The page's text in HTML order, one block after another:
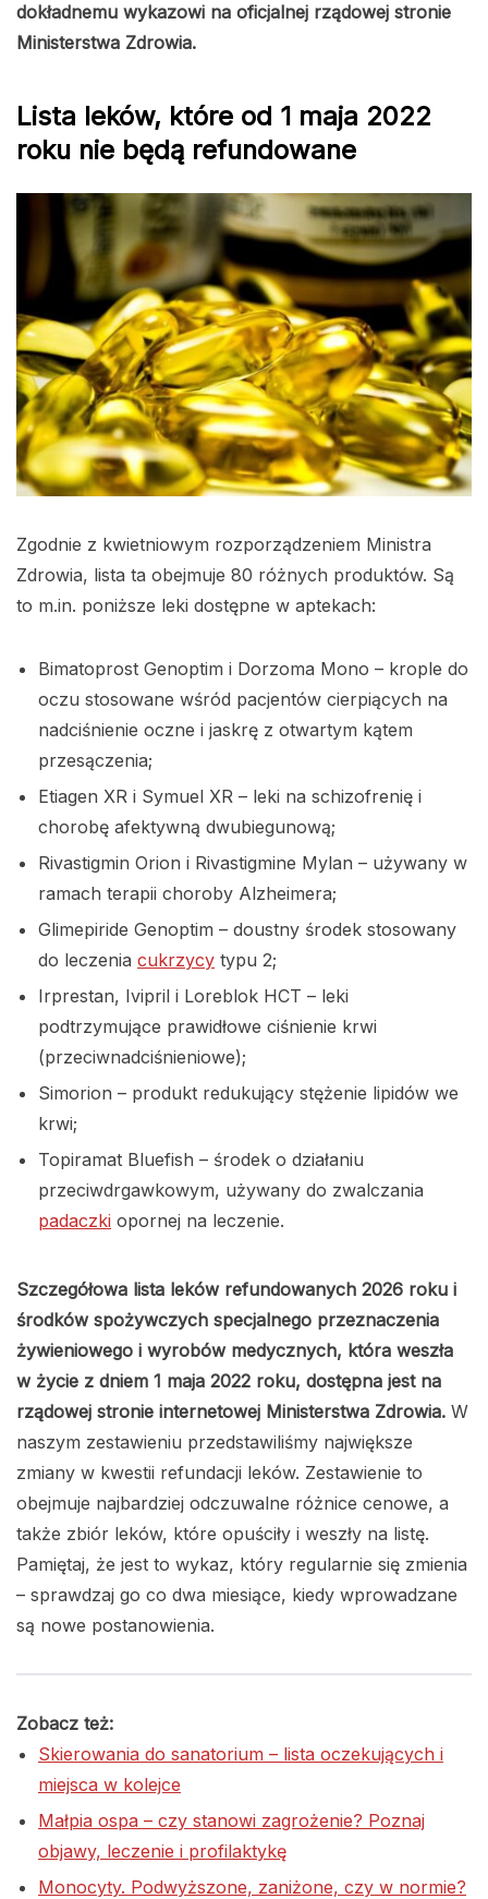
dokładnemu wykazowi na oficjalnej rządowej stronie
Ministerstwa Zdrowia.
Lista leków, które od 1 maja 2022
roku nie będą refundowane
Zgodnie z kwietniowym rozporządzeniem Ministra
Zdrowia, lista ta obejmuje 80 różnych produktów. Są
to m.in. poniższe leki dostępne w aptekach:
Bimatoprost Genoptim i Dorzoma Mono – krople do
oczu stosowane wśród pacjentów cierpiących na
nadciśnienie oczne i jaskrę z otwartym kątem
przesączenia;
Etiagen XR i Symuel XR – leki na schizofrenię i
chorobę afektywną dwubiegunową;
Rivastigmin Orion i Rivastigmine Mylan – używany w
ramach terapii choroby Alzheimera;
Glimepiride Genoptim – doustny środek stosowany
do leczenia cukrzycy typu 2;
Irprestan, Ivipril i Loreblok HCT – leki
podtrzymujące prawidłowe ciśnienie krwi
(przeciwnadciśnieniowe);
Simorion – produkt redukujący stężenie lipidów we
krwi;
Topiramat Bluefish – środek o działaniu
przeciwdrgawkowym, używany do zwalczania
padaczki opornej na leczenie.
Szczegółowa lista leków refundowanych 2026 roku i
środków spożywczych specjalnego przeznaczenia
żywieniowego i wyrobów medycznych, która weszła
w życie z dniem 1 maja 2022 roku, dostępna jest na
rządowej stronie internetowej Ministerstwa Zdrowia. W
naszym zestawieniu przedstawiliśmy największe
zmiany w kwestii refundacji leków. Zestawienie to
obejmuje najbardziej odczuwalne różnice cenowe, a
także zbiór leków, które opuściły i weszły na listę.
Pamiętaj, że jest to wykaz, który regularnie się zmienia
– sprawdzaj go co dwa miesiące, kiedy wprowadzane
są nowe postanowienia.
Zobacz też:
Skierowania do sanatorium – lista oczekujących i
miejsca w kolejce
Małpia ospa – czy stanowi zagrożenie? Poznaj
objawy, leczenie i profilaktykę
Monocyty. Podwyższone, zaniżone, czy w normie?